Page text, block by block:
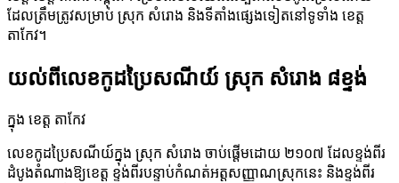
ដែលត្រឹមត្រូវសម្រាប់ ស្រុក សំរោង និងទីតាំងផ្សេងទៀតនៅទូទាំង ខេត្ត
តាកែវ។
យល់ពីលេខកូដប្រៃសណីយ៍ ស្រុក សំរោង ៨ខ្ទង់
ក្នុង ខេត្ត តាកែវ
លេខកូដប្រៃសណីយ៍ក្នុង ស្រុក សំរោង ចាប់ផ្តើមដោយ ២១០៧ ដែលខ្ទង់ពីរ
ដំបូងតំណាងឱ្យខេត្ត ខ្ទង់ពីរបន្ទាប់កំណត់អត្តសញ្ញាណស្រុកនេះ និងខ្ទង់ពីរ